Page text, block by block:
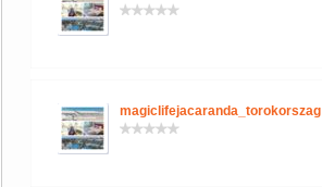
magiclifejacaranda_torokorszag